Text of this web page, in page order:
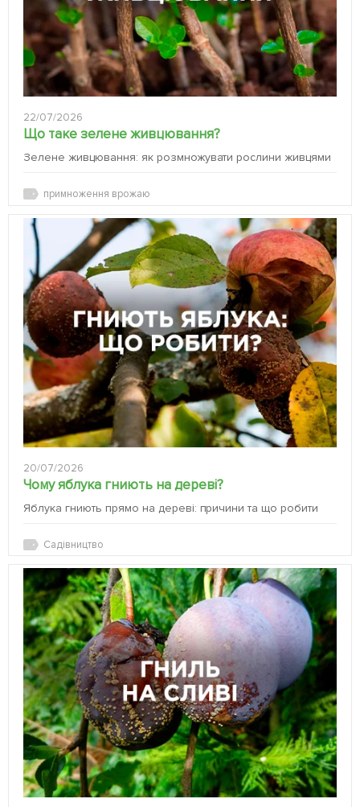
22/07/2026
Що таке зелене живцювання?
Зелене живцювання: як розмножувати рослини живцями
примноження врожаю
20/07/2026
Чому яблука гниють на дереві?
Яблука гниють прямо на дереві: причини та що робити
Садівництво